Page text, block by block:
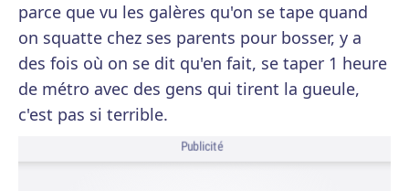
parce que vu les galères qu'on se tape quand
on squatte chez ses parents pour bosser, y a
des fois où on se dit qu'en fait, se taper 1 heure
de métro avec des gens qui tirent la gueule,
c'est pas si terrible.
Publicité